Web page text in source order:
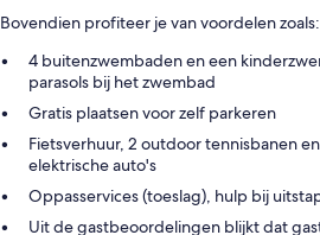
Bovendien profiteer je van voordelen zoals:
4 buitenzwembaden en een
parasols bij het zwembad
Gratis plaatsen voor zelf parkeren
Fietsverhuur, 2 outdoor tennisbanen
elektrische auto's
Oppasservices (toeslag), hulp bij
Uit de gastbeoordelingen blijkt dat